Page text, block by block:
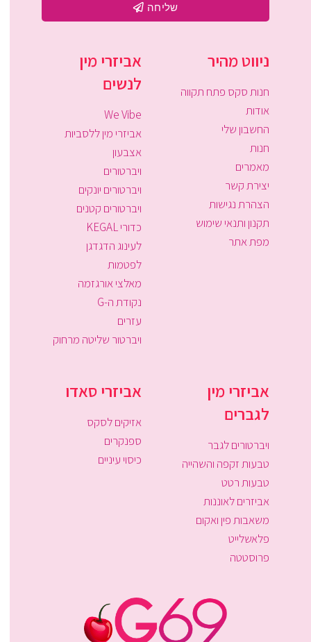
שליחה
ניווט מהיר
חנות סקס פתח תקווה
אודות
החשבון שלי
חנות
מאמרים
יצירת קשר
הצהרת נגישות
תקנון ותנאי שימוש
מפת אתר
אביזרי מין
לנשים
We Vibe
אביזרי מין ללסביות
אצבעון
ויברטורים
ויברטורים יונקים
ויברטורים קטנים
כדורי KEGAL
לעינוג הדגדגן
לפטמות
מאלצי אורגזמה
נקודת ה-G
עזרים
ויברטור שליטה מרחוק
אביזרי מין
לגברים
ויברטורים לגבר
טבעות זקפה והשהייה
טבעות רטט
אביזרים לאוננות
משאבות פין ואקום
פלאשלייט
פרוסטטה
אביזרי סאדו
אזיקים לסקס
ספנקרים
כיסוי עיניים